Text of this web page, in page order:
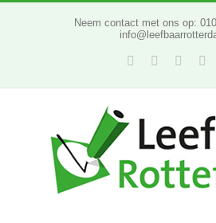
Neem contact met ons op:
Facebook
Twitter